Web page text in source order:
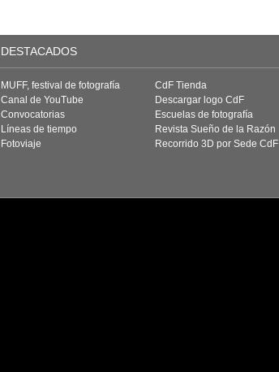
DESTACADOS
MUFF, festival de fotografía
Canal de YouTube
Convocatorias
Líneas de tiempo
Fotoviaje
CdF Tienda
Descargar logo CdF
Escuelas de fotografía
Revista Sueño de la Razón
Recorrido 3D por Sede CdF